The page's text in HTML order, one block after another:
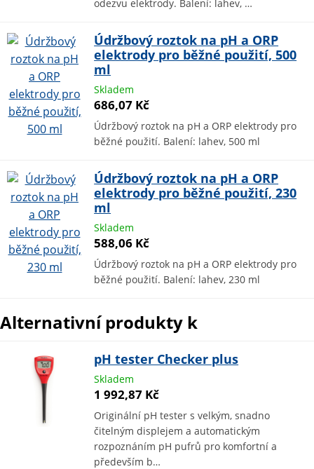
odezvu elektrody. Balení: lahev, …
Údržbový roztok na pH a ORP
elektrody pro běžné použití, 500
ml
Skladem
686,07 Kč
Údržbový roztok na pH a ORP elektrody pro
běžné použití. Balení: lahev, 500 ml
Údržbový roztok na pH a ORP
elektrody pro běžné použití, 230
ml
Skladem
588,06 Kč
Údržbový roztok na pH a ORP elektrody pro
běžné použití. Balení: lahev, 230 ml
Alternativní produkty k
pH tester Checker plus
Skladem
1 992,87 Kč
Originální pH tester s velkým, snadno
čitelným displejem a automatickým
rozpoznáním pH pufrů pro komfortní a
především b…